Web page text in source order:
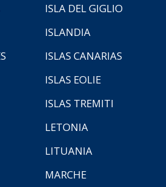
ISLA DEL GIGLIO
ISLANDIA
ISLAS CANARIAS
ISLAS EOLIE
ISLAS TREMITI
LETONIA
LITUANIA
MARCHE